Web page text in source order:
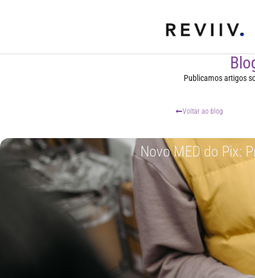
Publicamos artigos
Voltar ao blog
Novo MED do Pix: